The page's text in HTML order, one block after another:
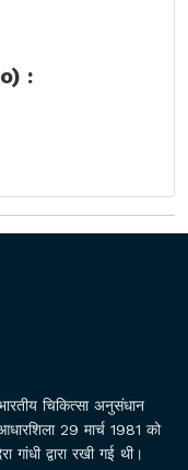
:
चिकित्सा अनुसंधान
29 मार्च 1981 को
गांधी द्वारा रखी गई थी।